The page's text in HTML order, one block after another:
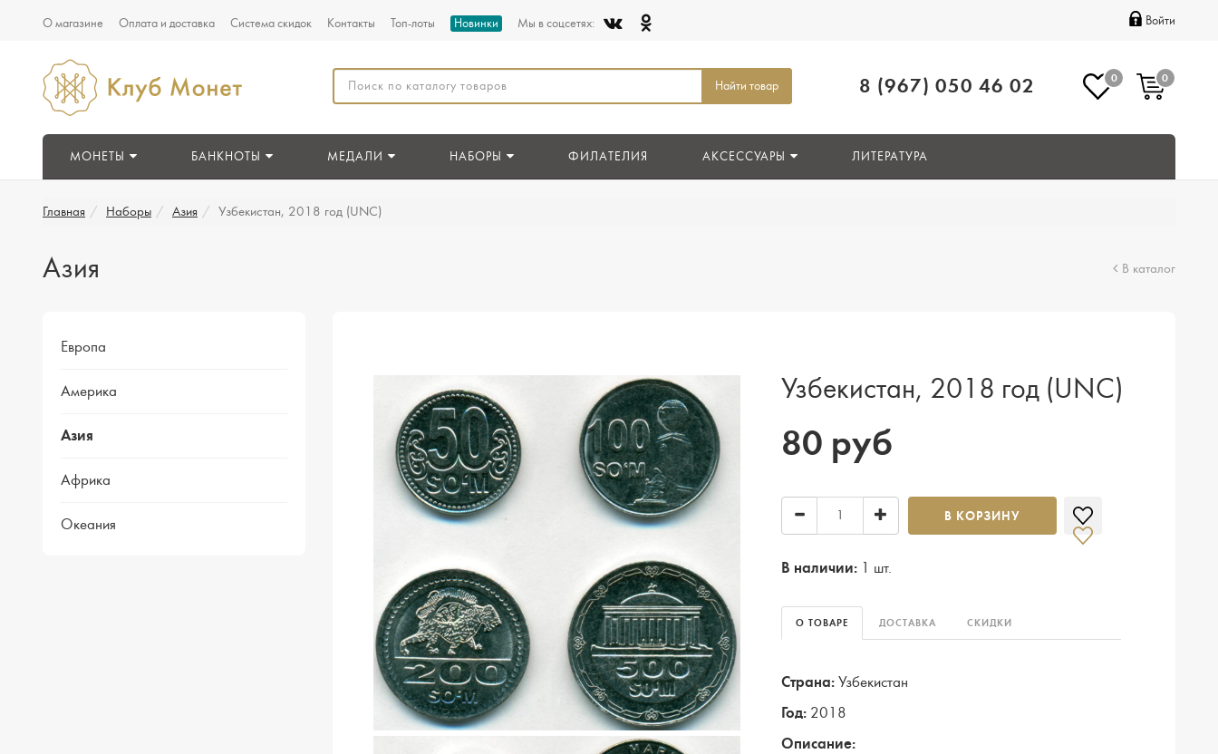
О магазине Оплата и доставка Система скидок Контакты Топ-лоты Новинки Мы в соцсетях: Войти
Найти товар 8 (967) 050 46 02 0 0
МОНЕТЫ БАНКНОТЫ МЕДАЛИ НАБОРЫ ФИЛАТЕЛИЯ АКСЕССУАРЫ ЛИТЕРАТУРА
Главная Наборы Азия Узбекистан, 2018 год (UNC)
Азия В каталог
Европа
Америка
Азия
Африка
Океания
Узбекистан, 2018 год (UNC)
80 руб
В КОРЗИНУ
В наличии: 1 шт.
О ТОВАРЕ ДОСТАВКА СКИДКИ
Страна: Узбекистан
Год: 2018
Описание: